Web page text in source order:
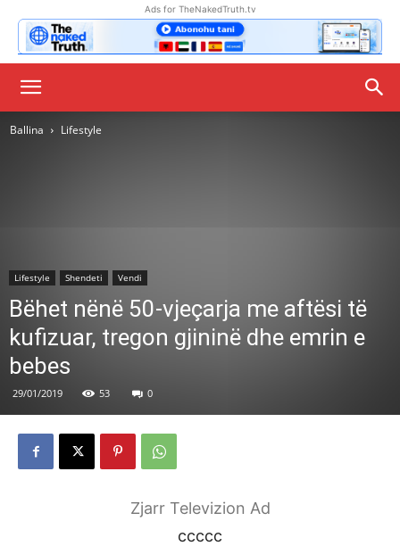
Ads for TheNakedTruth.tv
Ballina Lifestyle
Lifestyle Shendeti Vendi
Bëhet nënë 50-vjeçarja me aftësi të
kufizuar, tregon gjininë dhe emrin e
bebes
29/01/2019 53 0
Zjarr Televizion Ad
ccccc